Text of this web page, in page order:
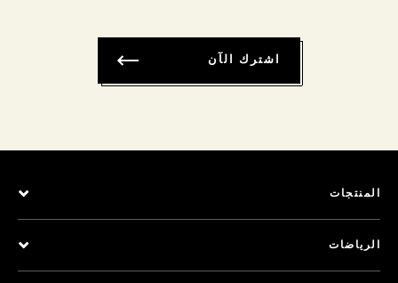
اشترك الآن
المنتجات
الرياضات